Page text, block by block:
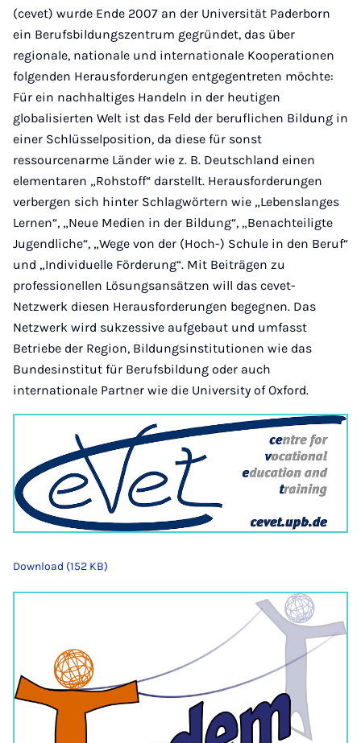
(cevet) wurde Ende 2007 an der Universität Paderborn
ein Berufsbildungszentrum gegründet, das über
regionale, nationale und internationale Kooperationen
folgenden Herausforderungen entgegentreten möchte:
Für ein nachhaltiges Handeln in der heutigen
globalisierten Welt ist das Feld der beruflichen Bildung in
einer Schlüsselposition, da diese für sonst
ressourcenarme Länder wie z. B. Deutschland einen
elementaren „Rohstoff“ darstellt. Herausforderungen
verbergen sich hinter Schlagwörtern wie „Lebenslanges
Lernen“, „Neue Medien in der Bildung“, „Benachteiligte
Jugendliche“, „Wege von der (Hoch-) Schule in den Beruf“
und „Individuelle Förderung“. Mit Beiträgen zu
professionellen Lösungsansätzen will das cevet-
Netzwerk diesen Herausforderungen begegnen. Das
Netzwerk wird sukzessive aufgebaut und umfasst
Betriebe der Region, Bildungsinstitutionen wie das
Bundesinstitut für Berufsbildung oder auch
internationale Partner wie die University of Oxford.
Download (152 KB)